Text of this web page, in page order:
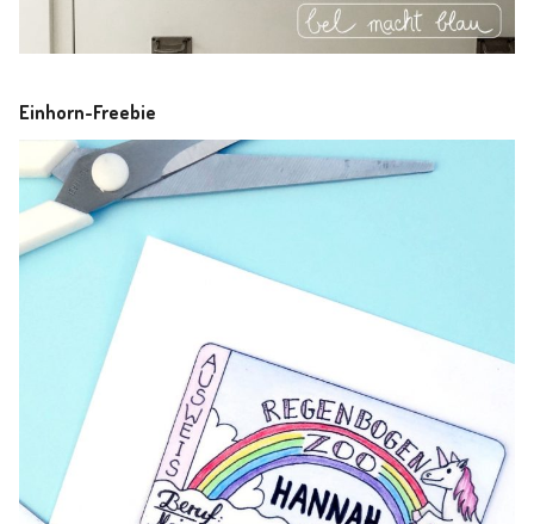
Einhorn-Freebie